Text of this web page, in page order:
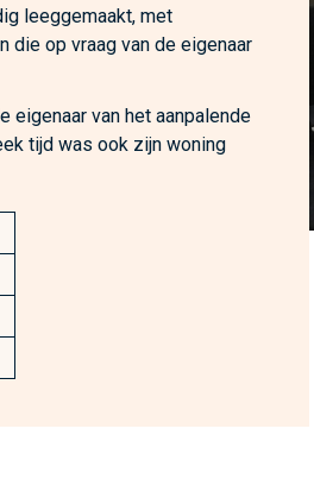
leeggemaakt, met
die op vraag van de eigenaar
eigenaar van het aanpalende
tijd was ook zijn woning